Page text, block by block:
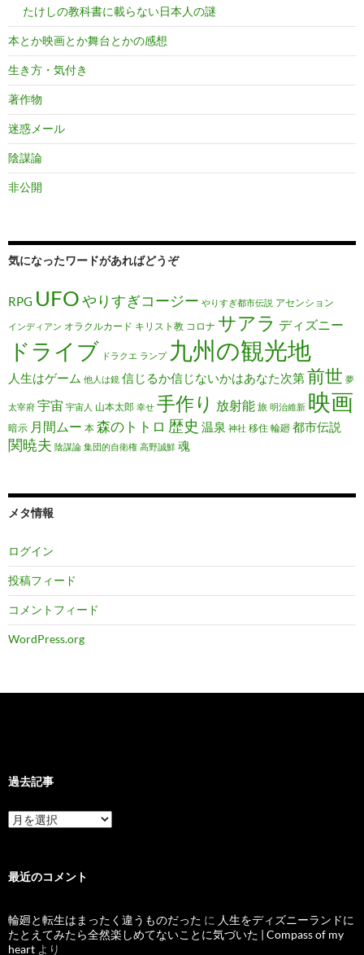
たけしの教科書に載らない日本人の謎
本とか映画とか舞台とかの感想
生き方・気付き
著作物
迷惑メール
陰謀論
非公開
気になったワードがあればどうぞ
RPG UFOやりすぎコージー やりすぎ都市伝説 アセンション
インディアン オラクルカード キリスト教 コロナ サアラ ディズニー
ドライブ ドラクエ ランプ 九州の観光地
人生はゲーム 他人は鏡 信じるか信じないかはあなた次第前世 夢
太宰府 宇宙 宇宙人 山本太郎 幸せ 手作り 放射能 旅 明治維新 映画
暗示 月間ムー 本 森のトトロ 歴史 温泉 神社 移住 輪廻 都市伝説
関暁夫 陰謀論 集団的自衛権 高野誠鮮 魂
メタ情報
ログイン
投稿フィード
コメントフィード
WordPress.org
過去記事
過
去
最近のコメント
輪廻と転生はまったく違うものだった に 人生をディズニーランドに
たとえてみたら全然楽しめてないことに気づいた | Compass of my
heart より